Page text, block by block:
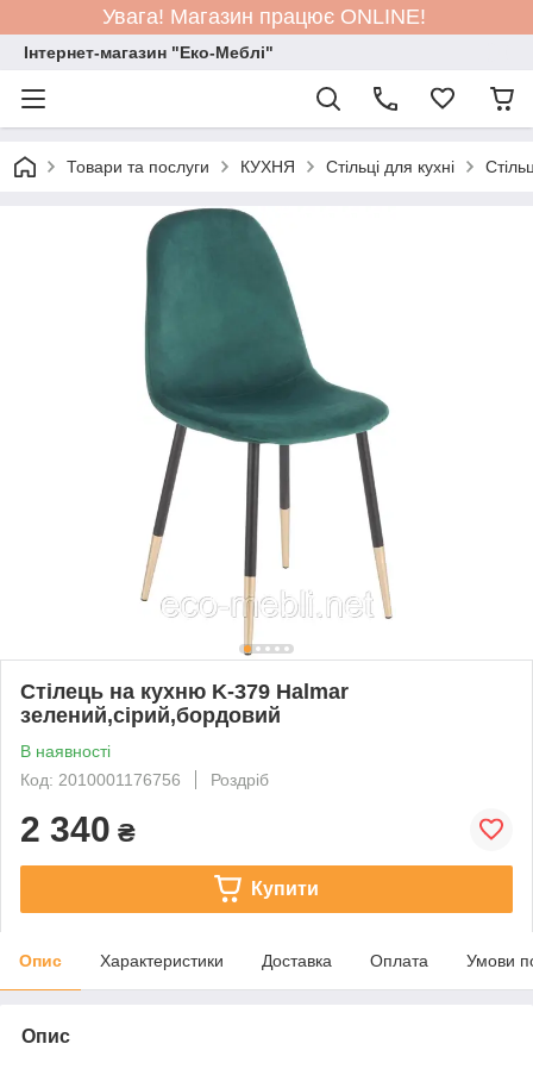
Увага! Магазин працює ONLINE!
Інтернет-магазин "Еко-Меблі"
Товари та послуги КУХНЯ Стільці для кухні
Стілець на кухню K-379 Halmar
зелений,сірий,бордовий
В наявності
Код: 2010001176756
Роздріб
2 340 ₴
Купити
Опис Характеристики Доставка Оплата Умови
Опис